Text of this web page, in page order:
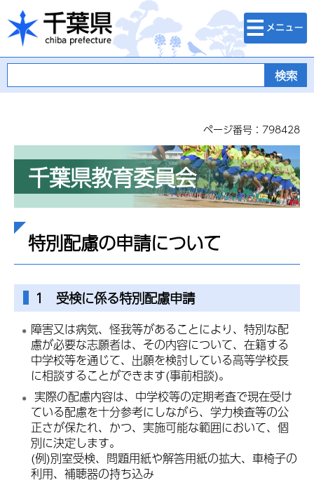
千葉県
検索・メニュ
ー
ページ番号：798428
千葉県教育委員会
特別配慮の申請について
1 受検に係る特別配慮申請
障害又は病気、怪我等があることにより、特別な配
慮が必要な志願者は、その内容について、在籍する
中学校等を通じて、出願を検討している高等学校長
に相談することができます(事前相談)。
実際の配慮内容は、中学校等の定期考査で現在受け
ている配慮を十分参考にしながら、学力検査等の公
正さが保たれ、かつ、実施可能な範囲において、個
別に決定します。
(例)別室受検、問題用紙や解答用紙の拡大、車椅子の
利用、補聴器の持ち込み